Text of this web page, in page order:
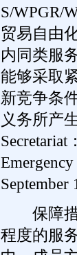
S/WPGR/
贸易自由
内同类服
能够采取
新竞争条
义务所产
Secretariat
保障措
程度的服